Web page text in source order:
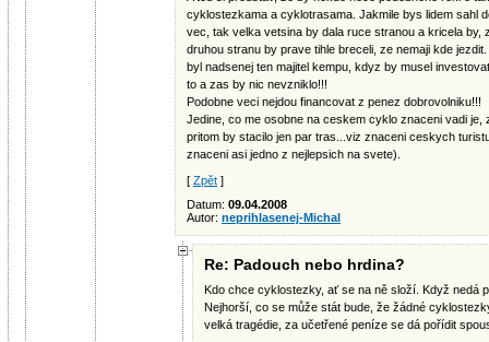
cyklostezkama a cyklotrasama. Jakmile bys lidem sahl
vec, tak velka vetsina by dala ruce stranou a kricela by,
druhou stranu by prave tihle breceli, ze nemaji kde
byl nadsenej ten majitel kempu, kdyz by musel
to a zas by nic nevzniklo!!!
Podobne veci nejdou financovat z penez dobrovolniku!!!
Jedine, co me osobne na ceskem cyklo znaceni vadi je,
pritom by stacilo jen par tras...viz znaceni ceskych
znaceni asi jedno z nejlepsich na svete).
[ Zpět ]
Datum: 09.04.2008
Autor: neprihlasenej-Michal
Re: Padouch nebo hrdina?
Kdo chce cyklostezky, ať se na ně složí. Když nedá
Nejhorší, co se může stát bude, že žádné
velká tragédie, za učetřené peníze se dá pořídit